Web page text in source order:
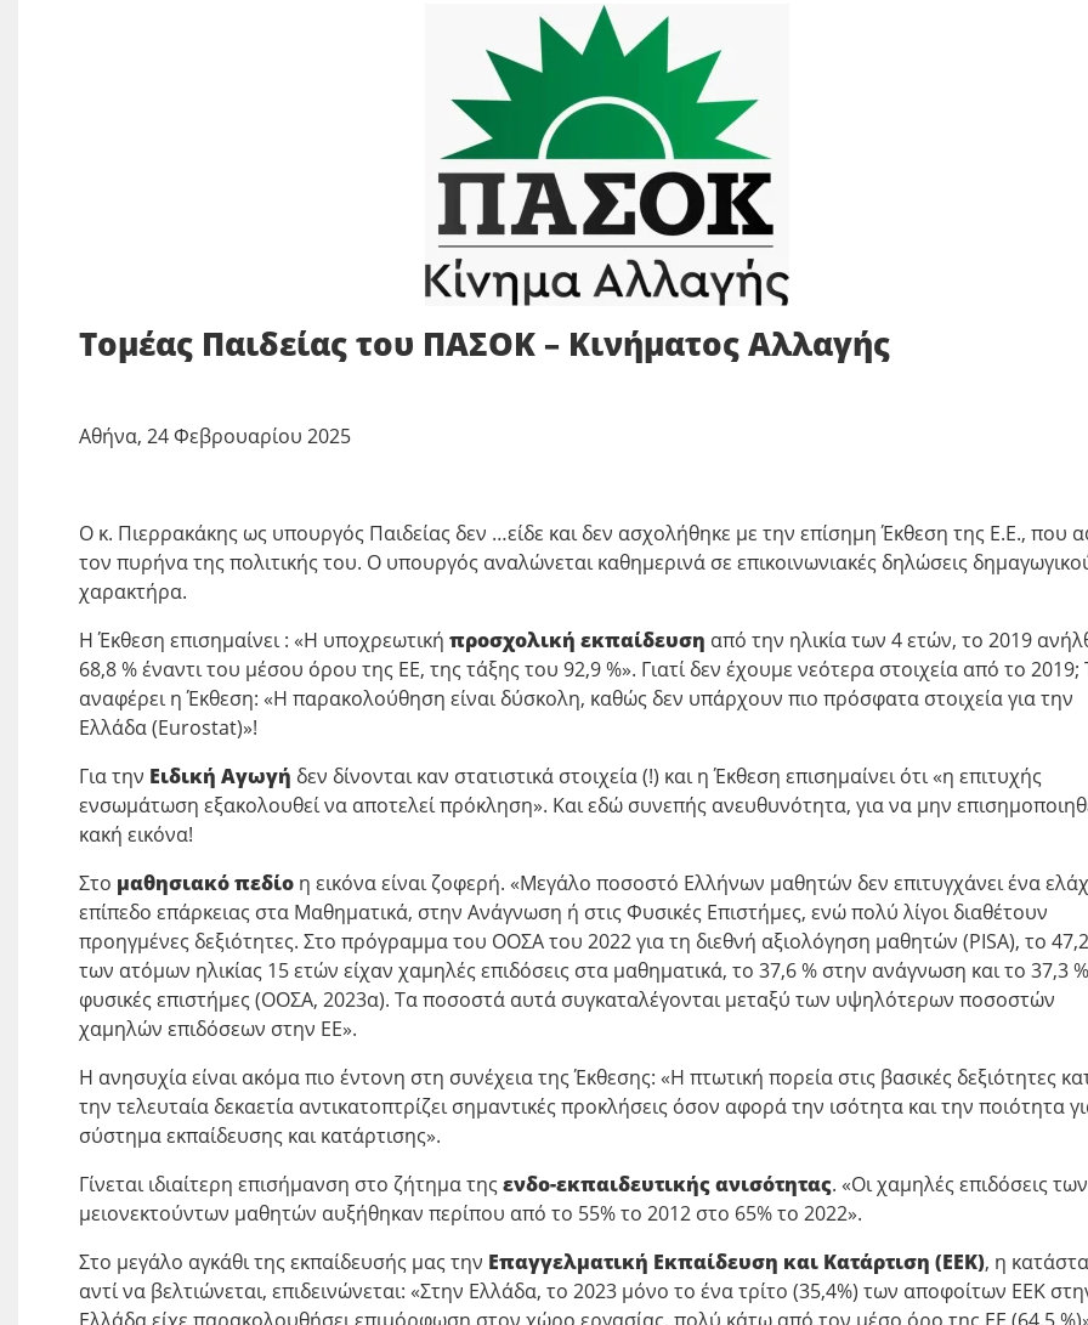
Τομέας Παιδείας του ΠΑΣΟΚ – Κινήματος Αλλαγής
Αθήνα, 24 Φεβρουαρίου 2025
Ο κ. Πιερρακάκης ως υπουργός Παιδείας δεν …είδε και δεν ασχολήθηκε με την επίσημη Έκθεση της Ε.Ε., που
τον πυρήνα της πολιτικής του. Ο υπουργός αναλώνεται καθημερινά σε επικοινωνιακές δηλώσεις
χαρακτήρα.
Η Έκθεση επισημαίνει : «Η υποχρεωτική προσχολική εκπαίδευση από την ηλικία των 4 ετών, το 2019
68,8 % έναντι του μέσου όρου της ΕΕ, της τάξης του 92,9 %». Γιατί δεν έχουμε νεότερα στοιχεία από το 2019;
αναφέρει η Έκθεση: «Η παρακολούθηση είναι δύσκολη, καθώς δεν υπάρχουν πιο πρόσφατα στοιχεία για την
Ελλάδα (Eurostat)»!
Για την Ειδική Αγωγή δεν δίνονται καν στατιστικά στοιχεία (!) και η Έκθεση επισημαίνει ότι «η επιτυχής
ενσωμάτωση εξακολουθεί να αποτελεί πρόκληση». Και εδώ συνεπής ανευθυνότητα, για να μην
κακή εικόνα!
Στο μαθησιακό πεδίο η εικόνα είναι ζοφερή. «Μεγάλο ποσοστό Ελλήνων μαθητών δεν επιτυγχάνει ένα
επίπεδο επάρκειας στα Μαθηματικά, στην Ανάγνωση ή στις Φυσικές Επιστήμες, ενώ πολύ λίγοι διαθέτουν
προηγμένες δεξιότητες. Στο πρόγραμμα του ΟΟΣΑ του 2022 για τη διεθνή αξιολόγηση μαθητών (PISA), το
των ατόμων ηλικίας 15 ετών είχαν χαμηλές επιδόσεις στα μαθηματικά, το 37,6 % στην ανάγνωση και το 37,3
φυσικές επιστήμες (ΟΟΣΑ, 2023α). Τα ποσοστά αυτά συγκαταλέγονται μεταξύ των υψηλότερων ποσοστών
χαμηλών επιδόσεων στην ΕΕ».
Η ανησυχία είναι ακόμα πιο έντονη στη συνέχεια της Έκθεσης: «Η πτωτική πορεία στις βασικές δεξιότητες
την τελευταία δεκαετία αντικατοπτρίζει σημαντικές προκλήσεις όσον αφορά την ισότητα και την ποιότητα
σύστημα εκπαίδευσης και κατάρτισης».
Γίνεται ιδιαίτερη επισήμανση στο ζήτημα της ενδο-εκπαιδευτικής ανισότητας. «Οι χαμηλές επιδόσεις των
μειονεκτούντων μαθητών αυξήθηκαν περίπου από το 55% το 2012 στο 65% το 2022».
Στο μεγάλο αγκάθι της εκπαίδευσής μας την Επαγγελματική Εκπαίδευση και Κατάρτιση (ΕΕΚ), η
αντί να βελτιώνεται, επιδεινώνεται: «Στην Ελλάδα, το 2023 μόνο το ένα τρίτο (35,4%) των αποφοίτων ΕΕΚ